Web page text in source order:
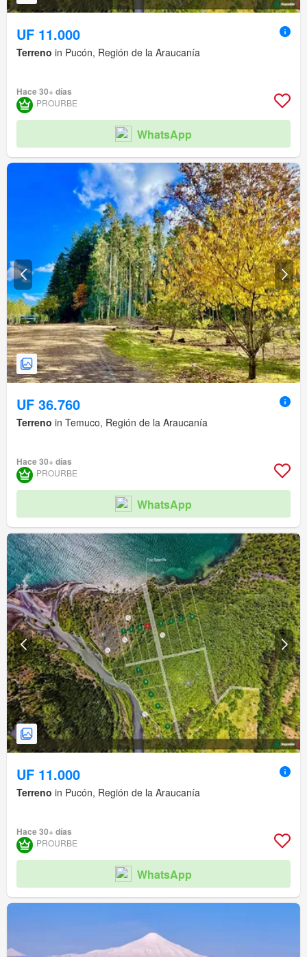
UF 11.000
Terreno in Pucón, Región de la Araucanía
Hace 30+ días
PROURBE
WhatsApp
UF 36.760
Terreno in Temuco, Región de la Araucanía
Hace 30+ días
PROURBE
WhatsApp
UF 11.000
Terreno in Pucón, Región de la Araucanía
Hace 30+ días
PROURBE
WhatsApp